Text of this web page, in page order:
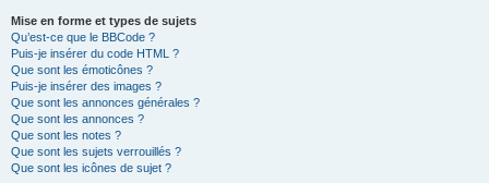
Mise en forme et types de sujets
Qu’est-ce que le BBCode ?
Puis-je insérer du code HTML ?
Que sont les émoticônes ?
Puis-je insérer des images ?
Que sont les annonces générales ?
Que sont les annonces ?
Que sont les notes ?
Que sont les sujets verrouillés ?
Que sont les icônes de sujet ?